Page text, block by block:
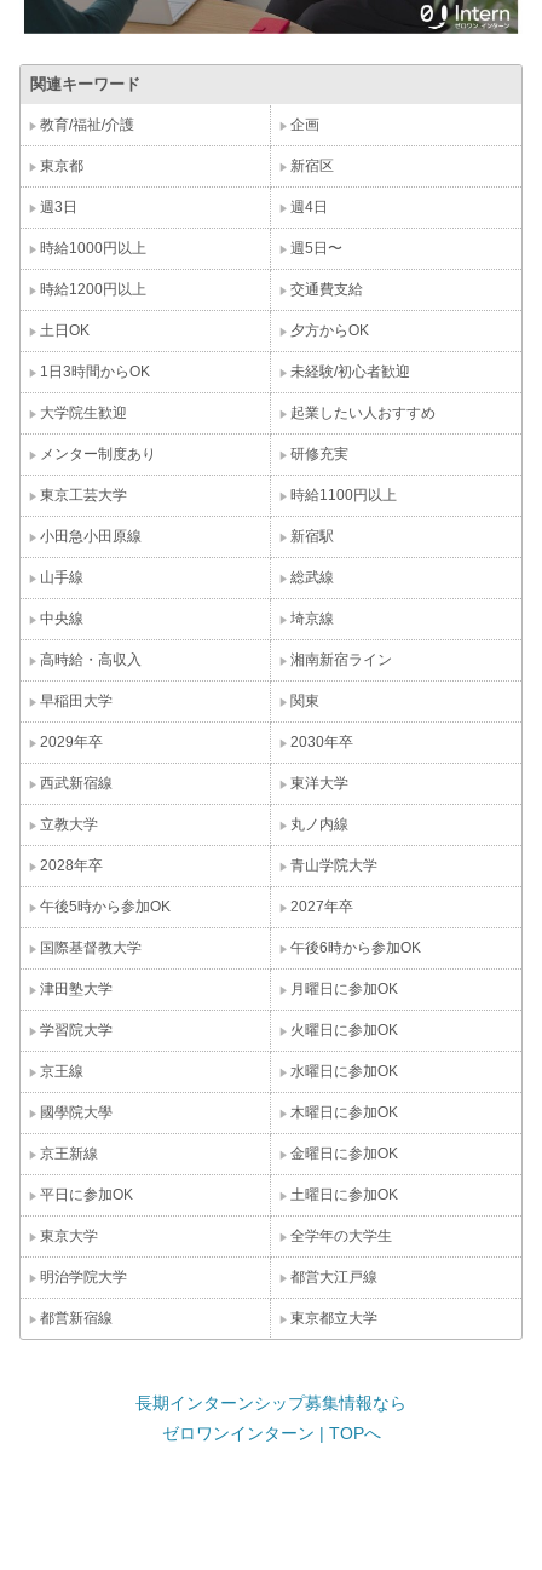
関連キーワード
教育/福祉/介護 企画
東京都 新宿区
週3日 週4日
時給1000円以上 週5日〜
時給1200円以上 交通費支給
土日OK 夕方からOK
1日3時間からOK 未経験/初心者歓迎
大学院生歓迎 起業したい人おすすめ
メンター制度あり 研修充実
東京工芸大学 時給1100円以上
小田急小田原線 新宿駅
山手線 総武線
中央線 埼京線
高時給・高収入 湘南新宿ライン
早稲田大学 関東
2029年卒 2030年卒
西武新宿線 東洋大学
立教大学 丸ノ内線
2028年卒 青山学院大学
午後5時から参加OK 2027年卒
国際基督教大学 午後6時から参加OK
津田塾大学 月曜日に参加OK
学習院大学 火曜日に参加OK
京王線 水曜日に参加OK
國學院大學 木曜日に参加OK
京王新線 金曜日に参加OK
平日に参加OK 土曜日に参加OK
東京大学 全学年の大学生
明治学院大学 都営大江戸線
都営新宿線 東京都立大学
長期インターンシップ募集情報なら
ゼロワンインターン | TOPへ